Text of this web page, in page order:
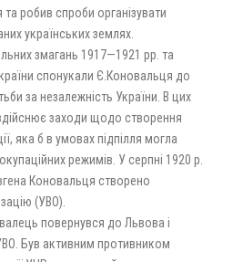
та робив спроби організувати
українських землях.
змагань 1917—1921 рр. та
спонукали Є.Коновальця до
за незалежність України. В цих
заходи щодо створення
яка б в умовах підпілля могла
режимів. У серпні 1920 р.
Коновальця створено
(УВО).
повернувся до Львова і
Був активним противником